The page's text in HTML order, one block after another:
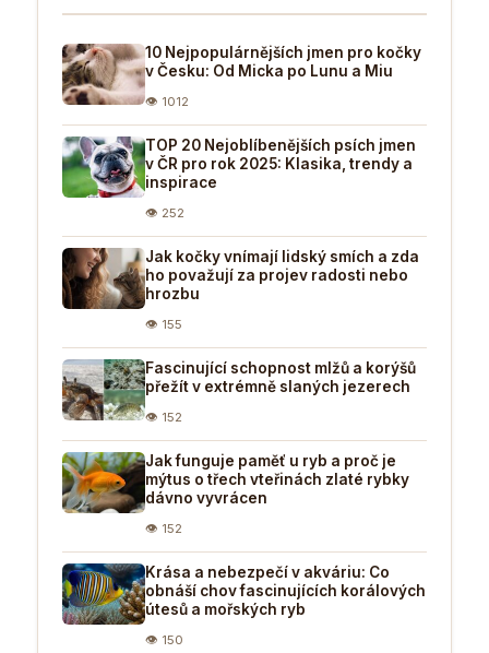
10 Nejpopulárnějších jmen pro kočky
v Česku: Od Micka po Lunu a Miu
👁 1012
TOP 20 Nejoblíbenějších psích jmen
v ČR pro rok 2025: Klasika, trendy a
inspirace
👁 252
Jak kočky vnímají lidský smích a zda
ho považují za projev radosti nebo
hrozbu
👁 155
Fascinující schopnost mlžů a korýšů
přežít v extrémně slaných jezerech
👁 152
Jak funguje paměť u ryb a proč je
mýtus o třech vteřinách zlaté rybky
dávno vyvrácen
👁 152
Krása a nebezpečí v akváriu: Co
obnáší chov fascinujících korálových
útesů a mořských ryb
👁 150